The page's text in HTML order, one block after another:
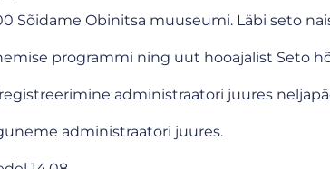
Sõidame Obinitsa muuseumi. Läbi seto
programmi ning uut hooajalist Seto
administraatori juures
administraatori juures.